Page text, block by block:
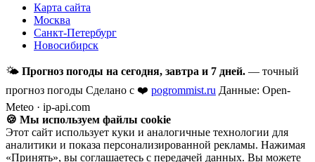
Карта сайта
Москва
Санкт-Петербург
Новосибирск
🌤 Прогноз погоды на сегодня, завтра и 7 дней. — точный
прогноз погоды Сделано с ❤️ pogrommist.ru Данные: Open-
Meteo · ip-api.com
🍪 Мы используем файлы cookie
Этот сайт использует куки и аналогичные технологии для
аналитики и показа персонализированной рекламы. Нажимая
«Принять», вы соглашаетесь с передачей данных. Вы можете